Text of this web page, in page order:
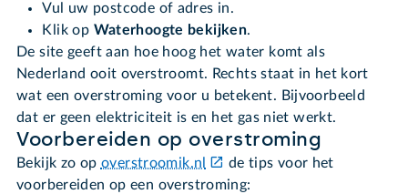
Vul uw postcode of adres in.
Klik op Waterhoogte bekijken.
De site geeft aan hoe hoog het water komt als
Nederland ooit overstroomt. Rechts staat in het kort
wat een overstroming voor u betekent. Bijvoorbeeld
dat er geen elektriciteit is en het gas niet werkt.
Voorbereiden op overstroming
Bekijk zo op overstroomik.nl
de tips voor het
voorbereiden op een overstroming: